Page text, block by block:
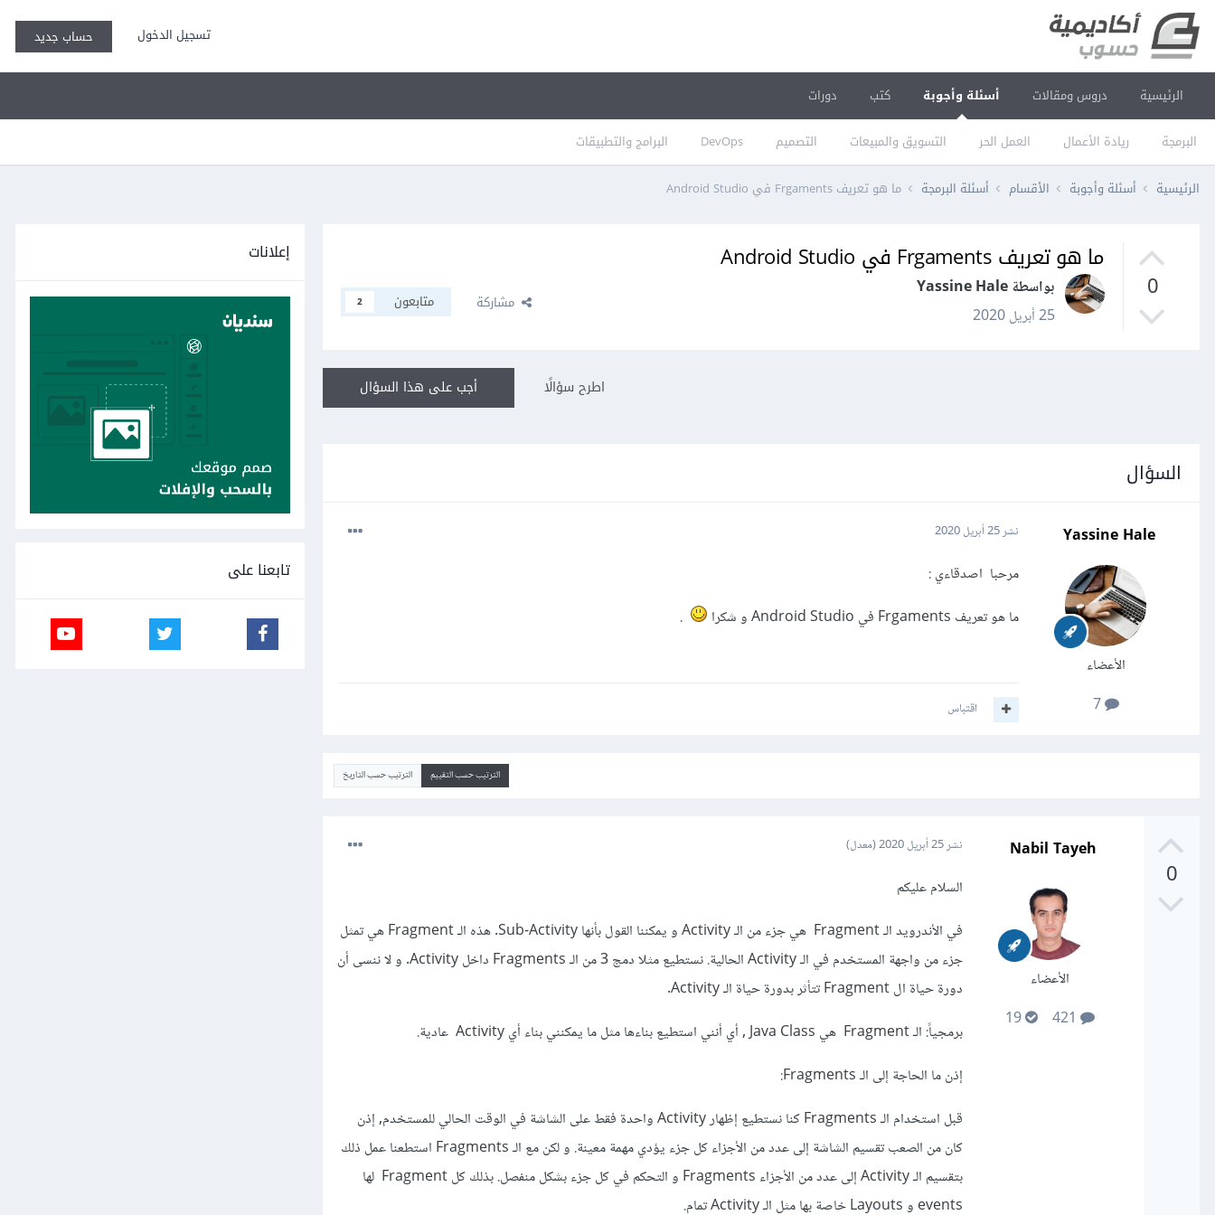
تسجيل الدخول حساب جديد
الرئيسية دروس ومقالات أسئلة وأجوبة
البرمجة ريادة الأعمال العمل الحر التسويق والمبيعات التصميم DevOps البرامج والتطبيقات
كتب دورات
الرئيسية أسئلة وأجوبة الأقسام أسئلة البرمجة ما هو تعريف Frgaments في Android Studio
0
ما هو تعريف Frgaments في Android Studio
بواسطة Yassine Hale
25 أبريل 2020
مشاركة متابعون 2
أجب على هذا السؤال اطرح سؤالًا
السؤال
Yassine Hale
الأعضاء
7
نشر25 أبريل 2020
مرحبا اصدقاءي :
ما هو تعريف Frgaments في Android Studio و شكرا
.
اقتباس
الترتيب حسب التقييم الترتيب حسب التاريخ
0
Nabil Tayeh
الأعضاء
19
نشر25 أبريل 2020 (معدل)
السلام عليكم
في الأندرويد الـ Fragment هي جزء من الـ Activity و يمكننا القول بأنها Sub-Activity. هذه الـ Fragment هي تمثل
جزء من واجهة المستخدم في الـ Activity الحالية. نستطيع مثلا دمج 3 من الـ Fragments داخل Activity. و لا ننسى أن
دورة حياة ال Fragment تتأثر بدورة حياة الـ Activity.
برمجياً: الـ Fragment هي Java Class , أي أنني استطيع بناءها مثل ما يمكنني بناء أي Activity عادية.
إذن ما الحاجة إلى الـ Fragments:
قبل استخدام الـ Fragments كنا نستطيع إظهار Activity واحدة فقط على الشاشة في الوقت الحالي للمستخدم, إذن
كان من الصعب تقسيم الشاشة إلى عدد من الأجزاء كل جزء يؤدي مهمة معينة. و لكن مع الـ Fragments استطعنا عمل ذلك
بتقسيم الـ Activity إلى عدد من الأجزاء Fragments و التحكم في كل جزء بشكل منفصل. بذلك كل Fragment لها
events و Layouts خاصة بها مثل الـ Activity تمام.
إعلانات
تابعنا على